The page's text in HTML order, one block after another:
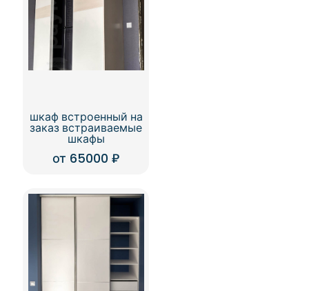
шкаф встроенный на
заказ встраиваемые
шкафы
от 65000₽